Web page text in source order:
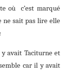
où c’est marqué
ne sait pas lire elle
avait Taciturne et
car il y avait